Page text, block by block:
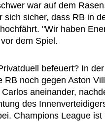
war auf dem
sich sicher, dass RB in
"Wir haben
dem Spiel.
befeuert? In der
RB noch gegen Aston
aneinander,
des
Champions League ist